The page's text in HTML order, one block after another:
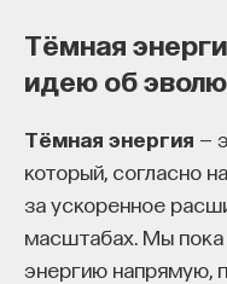
Тёмная
идею об
Тёмная энергия —
который, согласно
за ускоренное
масштабах. Мы
энергию напрямую,
заинтересованы в
компаниях, но не
Недостаток
индустриях и
мешает поиску